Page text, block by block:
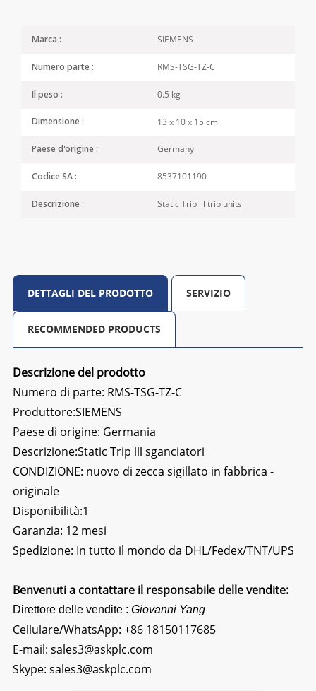
Marca : SIEMENS
Numero parte : RMS-TSG-TZ-C
Il peso : 0.5 kg
Dimensione : 13 x 10 x 15 cm
Paese d'origine : Germany
Codice SA : 8537101190
Descrizione : Static Trip lll trip units
DETTAGLI DEL PRODOTTO SERVIZIO
RECOMMENDED PRODUCTS
Descrizione del prodotto
Numero di parte: RMS-TSG-TZ-C
Produttore:SIEMENS
Paese di origine: Germania
Descrizione:Static Trip lll sganciatori
CONDIZIONE: nuovo di zecca sigillato in fabbrica -
originale
Disponibilità:1
Garanzia: 12 mesi
Spedizione: In tutto il mondo da DHL/Fedex/TNT/UPS
Benvenuti a contattare il responsabile delle vendite:
Direttore delle vendite : Giovanni Yang
Cellulare/WhatsApp: +86 18150117685
E-mail: sales3@askplc.com
Skype: sales3@askplc.com